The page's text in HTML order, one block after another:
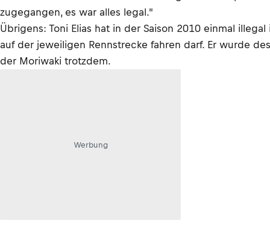
zugegangen, es war alles legal."
Übrigens: Toni Elias hat in der Saison 2010 einmal
auf der jeweiligen Rennstrecke fahren darf. Er wurde
der Moriwaki trotzdem.
Werbung